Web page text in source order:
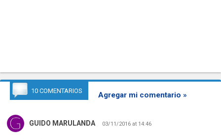
10 COMENTARIOS Agregar mi comentario »
GUIDO MARULANDA 03/11/2016 at 14:46